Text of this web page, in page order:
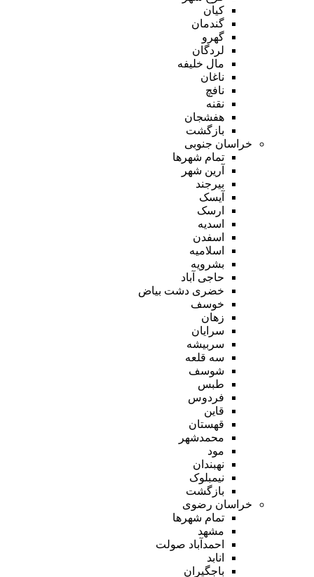
کیان
گندمان
گهرو
لردگان
مال خلیفه
ناغان
نافچ
نقنه
هفشجان
بازگشت
خراسان جنوبی
تمام شهر‌ها
آرین شهر
بیرجند
آیسک
ارسک
اسدیه
اسفدن
اسلامیه
بشرویه
حاجی آباد
خضری دشت بیاض
خوسف
زهان
سرایان
سربیشه
سه قلعه
شوسف
طبس
فردوس
قاین
قهستان
محمدشهر
مود
نهبندان
نیمبلوک
بازگشت
خراسان رضوی
تمام شهر‌ها
مشهد
احمدآباد صولت
انابد
باجگیران